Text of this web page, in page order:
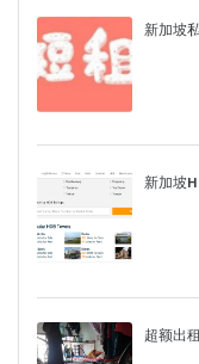
新加坡
新加坡
超额出